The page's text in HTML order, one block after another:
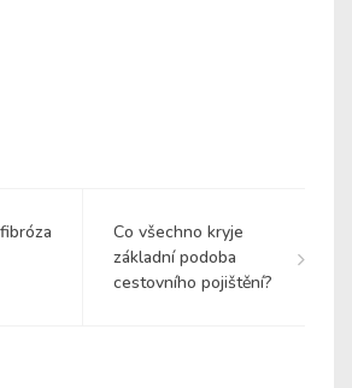
Co všechno kryje
základní podoba
cestovního pojištění?